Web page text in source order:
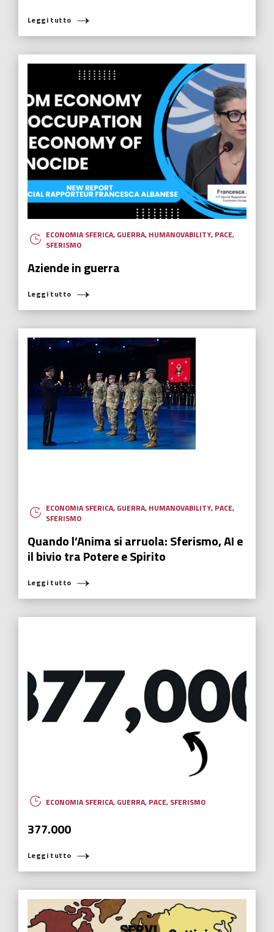
Leggi tutto
ECONOMIA SFERICA, GUERRA, HUMANOVABILITY, PACE,
SFERISMO
Aziende in guerra
Leggi tutto
ECONOMIA SFERICA, GUERRA, HUMANOVABILITY, PACE,
SFERISMO
Quando l’Anima si arruola: Sferismo, AI e
il bivio tra Potere e Spirito
Leggi tutto
ECONOMIA SFERICA, GUERRA, PACE, SFERISMO
377.000
Leggi tutto
COSA STAI CERCANDO?